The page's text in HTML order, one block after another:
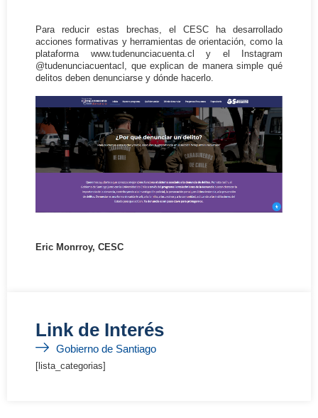
Para reducir estas brechas, el CESC ha desarrollado
acciones formativas y herramientas de orientación, como la
plataforma www.tudenunciacuenta.cl y el Instagram
@tudenunciacuentacl, que explican de manera simple qué
delitos deben denunciarse y dónde hacerlo.
Eric Monrroy, CESC
Link de Interés
Gobierno de Santiago
[lista_categorias]